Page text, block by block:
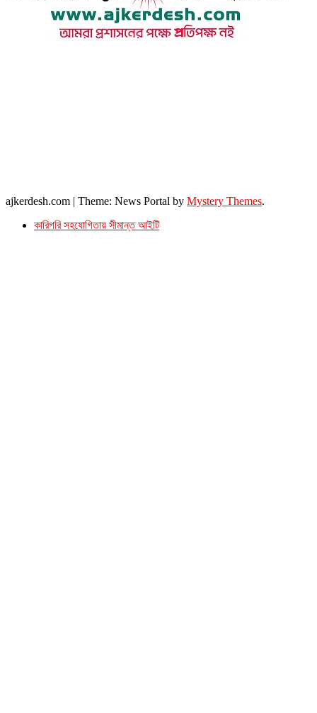
ajkerdesh.com | Theme: News Portal by Mystery Themes.
কারিগরি সহযোগিতায় সীমান্ত আইটি